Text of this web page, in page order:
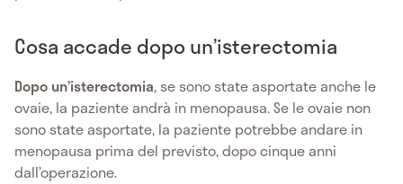
Cosa accade dopo un’isterectomia
Dopo un’isterectomia, se sono state asportate anche le
ovaie, la paziente andrà in menopausa. Se le ovaie non
sono state asportate, la paziente potrebbe andare in
menopausa prima del previsto, dopo cinque anni
dall’operazione.